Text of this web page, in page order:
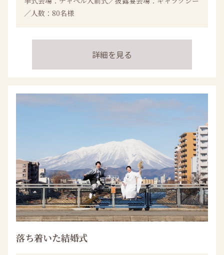
／人数：80名様
詳細を見る
落ち着いた結婚式